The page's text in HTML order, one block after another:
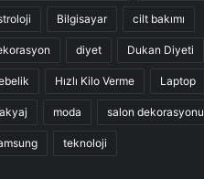
Bilgisayar cilt bakımı
diyet Dukan Diyeti
Hızlı Kilo Verme Laptop
moda salon dekorasyonu
teknoloji